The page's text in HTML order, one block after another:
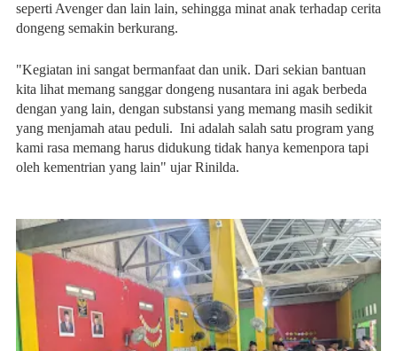
seperti Avenger dan lain lain, sehingga minat anak terhadap cerita
dongeng semakin berkurang.
"Kegiatan ini sangat bermanfaat dan unik. Dari sekian bantuan
kita lihat memang sanggar dongeng nusantara ini agak berbeda
dengan yang lain, dengan substansi yang memang masih sedikit
yang menjamah atau peduli. Ini adalah salah satu program yang
kami rasa memang harus didukung tidak hanya kemenpora tapi
oleh kementrian yang lain" ujar Rinilda.